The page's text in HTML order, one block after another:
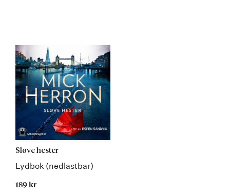
Sløve hester
Lydbok (nedlastbar)
189 kr